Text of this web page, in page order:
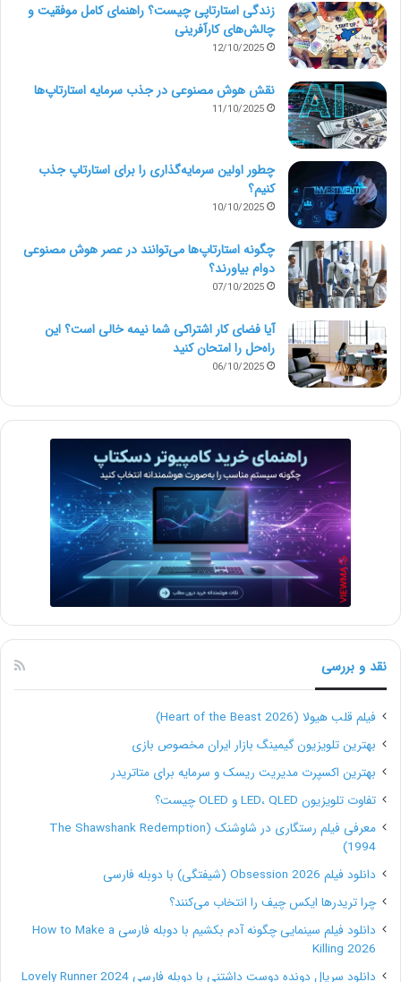
زندگی استارتاپی چیست؟ راهنمای کامل موفقیت و
چالش‌های کارآفرینی
12/10/2025
نقش هوش مصنوعی در جذب سرمایه استارتاپ‌ها
11/10/2025
چطور اولین سرمایه‌گذاری را برای استارتاپ جذب
کنیم؟
10/10/2025
چگونه استارتاپ‌ها می‌توانند در عصر هوش مصنوعی
دوام بیاورند؟
07/10/2025
آیا فضای کار اشتراکی شما نیمه‌ خالی است؟ این
راه‌حل را امتحان کنید
06/10/2025
نقد و بررسی
فیلم قلب هیولا (Heart of the Beast 2026)
بهترین تلویزیون گیمینگ بازار ایران مخصوص بازی
بهترین اکسپرت مدیریت ریسک و سرمایه برای متاتریدر
تفاوت تلویزیون LED، QLED و OLED چیست؟
معرفی فیلم رستگاری در شاوشنک (The Shawshank Redemption
1994)
دانلود فیلم Obsession 2026 (شیفتگی) با دوبله فارسی
چرا تریدرها ایکس چیف را انتخاب می‌کنند؟
دانلود فیلم سینمایی چگونه آدم بکشیم با دوبله فارسی How to Make a
Killing 2026
دانلود سریال دونده دوست داشتنی با دوبله فارسی Lovely Runner 2024